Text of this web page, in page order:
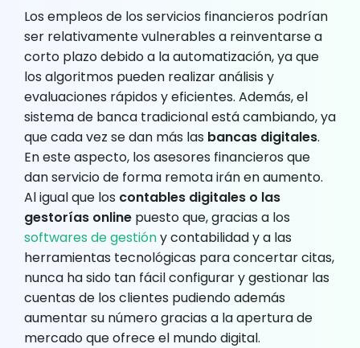
Los empleos de los servicios financieros podrían
ser relativamente vulnerables a reinventarse a
corto plazo debido a la automatización, ya que
los algoritmos pueden realizar análisis y
evaluaciones rápidos y eficientes. Además, el
sistema de banca tradicional está cambiando, ya
que cada vez se dan más las bancas digitales.
En este aspecto, los asesores financieros que
dan servicio de forma remota irán en aumento.
Al igual que los contables digitales o las
gestorías online puesto que, gracias a los
softwares de gestióny contabilidad y a las
herramientas tecnológicas para concertar citas,
nunca ha sido tan fácil configurar y gestionar las
cuentas de los clientes pudiendo además
aumentar su número gracias a la apertura de
mercado que ofrece el mundo digital.